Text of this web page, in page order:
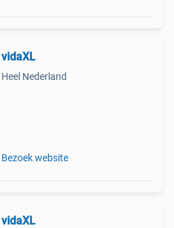
vidaXL
Heel Nederland
Bezoek website
vidaXL